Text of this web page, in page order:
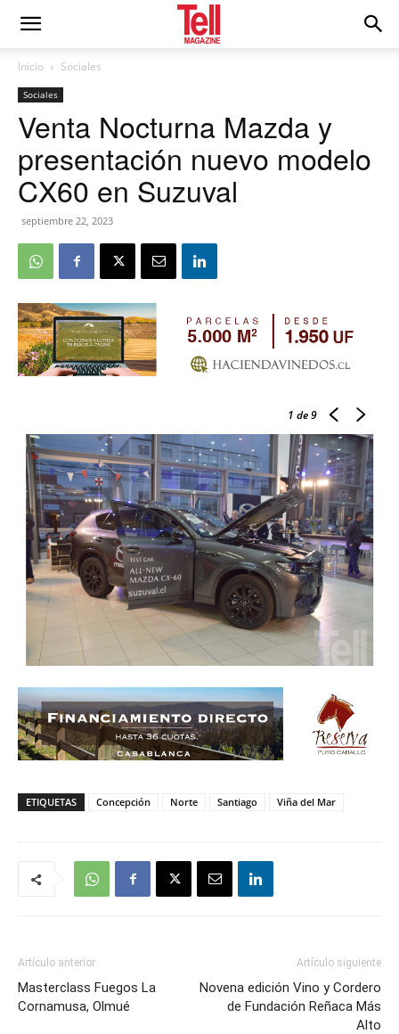
Inicio Sociales
Sociales
Venta Nocturna Mazda y
presentación nuevo modelo
CX60 en Suzuval
septiembre 22, 2023
1 de 9
ETIQUETAS Concepción Norte Santiago Viña del Mar
Artículo anterior
Masterclass Fuegos La
Cornamusa, Olmué
Artículo siguiente
Novena edición Vino y Cordero
de Fundación Reñaca Más
Alto